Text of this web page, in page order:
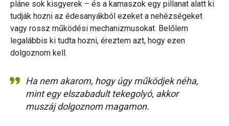
pláne sok kisgyerek – és a kamaszok egy pillanat alatt ki
tudják hozni az édesanyákból ezeket a nehézségeket
vagy rossz működési mechanizmusokat. Belőlem
legalábbis ki tudta hozni, éreztem azt, hogy ezen
dolgoznom kell.
Ha nem akarom, hogy úgy működjek néha,
mint egy elszabadult tekegolyó, akkor
muszáj dolgoznom magamon.